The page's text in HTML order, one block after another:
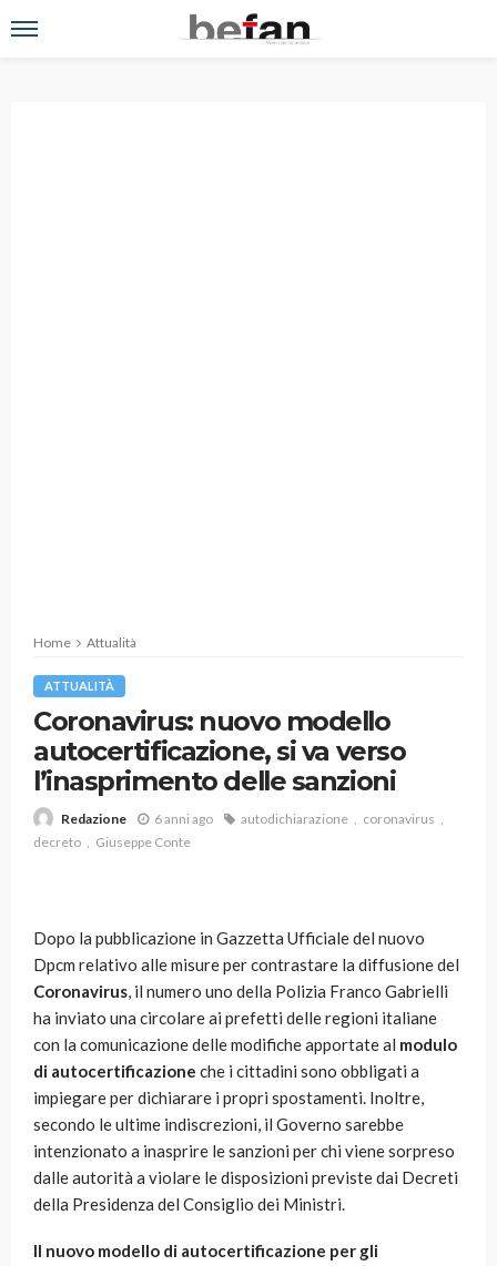
Home Attualità
ATTUALITÀ
Coronavirus: nuovo modello
autocertificazione, si va verso
l’inasprimento delle sanzioni
Redazione 6 anni ago autodichiarazione
coronavirus
decreto
Giuseppe Conte
Dopo la pubblicazione in Gazzetta Ufficiale del nuovo
Dpcm relativo alle misure per contrastare la diffusione del
Coronavirus, il numero uno della Polizia Franco Gabrielli
ha inviato una circolare ai prefetti delle regioni italiane
con la comunicazione delle modifiche apportate al modulo
di autocertificazione che i cittadini sono obbligati a
impiegare per dichiarare i propri spostamenti. Inoltre,
secondo le ultime indiscrezioni, il Governo sarebbe
intenzionato a inasprire le sanzioni per chi viene sorpreso
dalle autorità a violare le disposizioni previste dai Decreti
della Presidenza del Consiglio dei Ministri.
Il nuovo modello di autocertificazione per gli